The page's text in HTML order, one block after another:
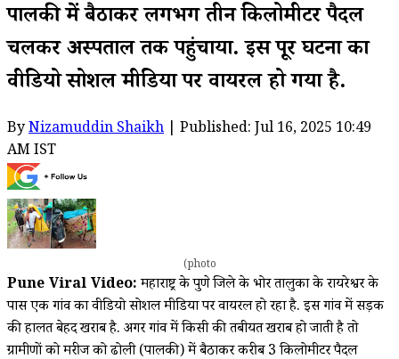
पालकी में बैठाकर लगभग तीन किलोमीटर पैदल
चलकर अस्पताल तक पहुंचाया. इस पूरी घटना का
वीडियो सोशल मीडिया पर वायरल हो गया है.
ByNizamuddin Shaikh | Published: Jul 16, 2025 10:49
AM IST
(photo
Pune Viral Video:महाराष्ट्र के पुणे जिले के भोर तालुका के रायरेश्वर के
पास एक गांव का वीडियो सोशल मीडिया पर वायरल हो रहा है. इस गांव में सड़क
की हालत बेहद खराब है. अगर गांव में किसी की तबीयत खराब हो जाती है तो
ग्रामीणों को मरीज को ढोली (पालकी) में बैठाकर करीब 3 किलोमीटर पैदल